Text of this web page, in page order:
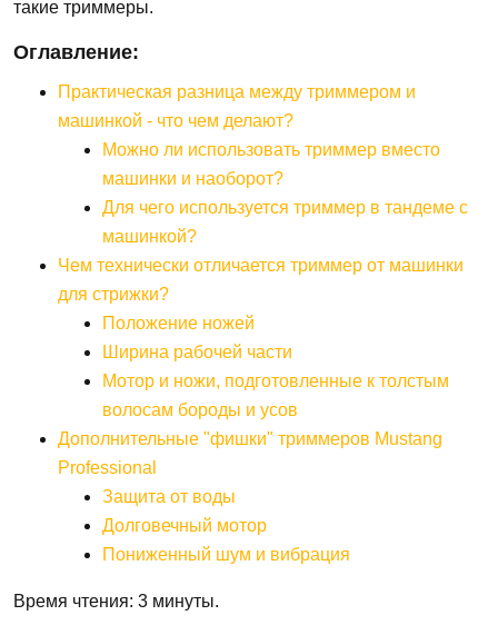
такие триммеры.
Оглавление:
Практическая разница между триммером и
машинкой - что чем делают?
Можно ли использовать триммер вместо
машинки и наоборот?
Для чего используется триммер в тандеме с
машинкой?
Чем технически отличается триммер от машинки
для стрижки?
Положение ножей
Ширина рабочей части
Мотор и ножи, подготовленные к толстым
волосам бороды и усов
Дополнительные "фишки" триммеров Mustang
Professional
Защита от воды
Долговечный мотор
Пониженный шум и вибрация
Время чтения: 3 минуты.